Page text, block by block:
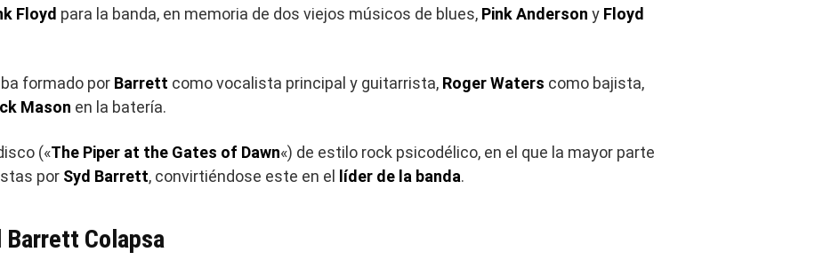
Floyd para la banda, en memoria de dos viejos músicos de blues, Pink Anderson y Floyd
formado por Barrett como vocalista principal y guitarrista, Roger Waters como bajista,
Mason en la batería.
(«The Piper at the Gates of Dawn«) de estilo rock psicodélico, en el que la mayor parte
por Syd Barrett, convirtiéndose este en el líder de la banda.
Barrett Colapsa